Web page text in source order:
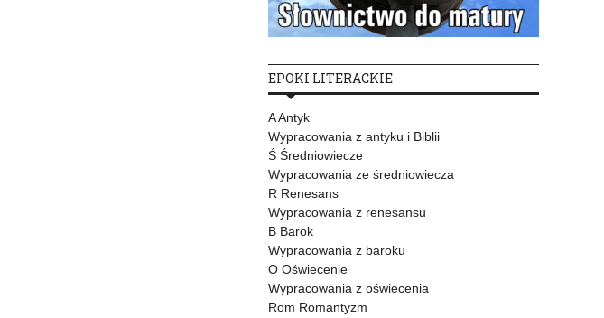
EPOKI LITERACKIE
A Antyk
Wypracowania z antyku i Biblii
Ś Średniowiecze
Wypracowania ze średniowiecza
R Renesans
Wypracowania z renesansu
B Barok
Wypracowania z baroku
O Oświecenie
Wypracowania z oświecenia
Rom Romantyzm